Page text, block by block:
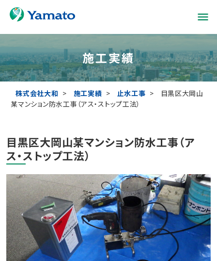
menu
施工実績
株式会社大和 > 施工実績 > 止水工事 >
目黒区大岡山
某マンション防水工事（アス・ストップ工法）
目黒区大岡山某マンション防水工事（ア
ス・ストップ工法）